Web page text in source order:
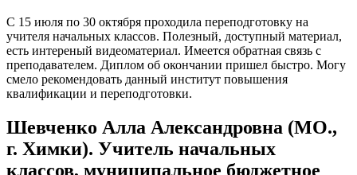
С 15 июля по 30 октября проходила переподготовку на
учителя начальных классов. Полезный, доступный материал,
есть интереный видеоматериал. Имеется обратная связь с
преподавателем. Диплом об окончании пришел быстро. Могу
смело рекомендовать данный институт повышения
квалификации и переподготовки.
Шевченко Алла Александровна (МО.,
г. Химки). Учитель начальных
классов, муниципальное бюджетное